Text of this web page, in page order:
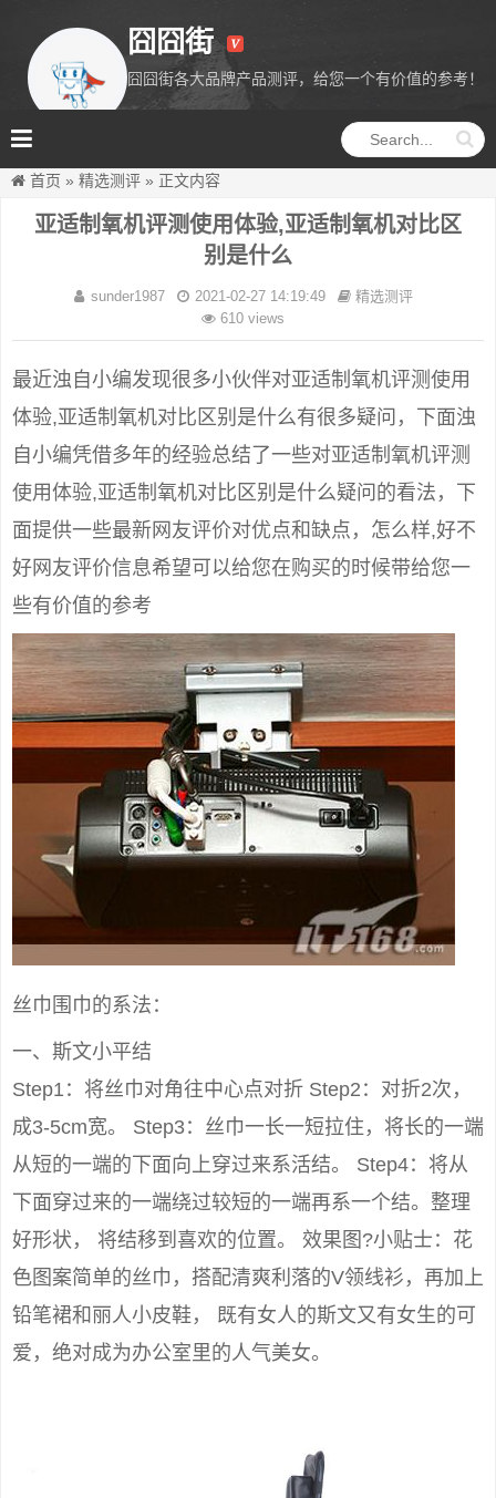
囧囧街
囧囧街各大品牌产品测评，给您一个有价值的参考！
首页 » 精选测评 » 正文内容
亚适制氧机评测使用体验,亚适制氧机对比区
别是什么
sunder1987 2021-02-27 14:19:49
精选测评
610 views
最近浊自小编发现很多小伙伴对亚适制氧机评测使用
体验,亚适制氧机对比区别是什么有很多疑问，下面浊
自小编凭借多年的经验总结了一些对亚适制氧机评测
使用体验,亚适制氧机对比区别是什么疑问的看法，下
面提供一些最新网友评价对优点和缺点，怎么样,好不
好网友评价信息希望可以给您在购买的时候带给您一
些有价值的参考
丝巾围巾的系法：
一、斯文小平结
Step1：将丝巾对角往中心点对折 Step2：对折2次，
成3-5cm宽。 Step3：丝巾一长一短拉住，将长的一端
从短的一端的下面向上穿过来系活结。 Step4：将从
下面穿过来的一端绕过较短的一端再系一个结。整理
好形状， 将结移到喜欢的位置。 效果图?小贴士：花
色图案简单的丝巾，搭配清爽利落的V领线衫，再加上
铅笔裙和丽人小皮鞋， 既有女人的斯文又有女生的可
爱，绝对成为办公室里的人气美女。